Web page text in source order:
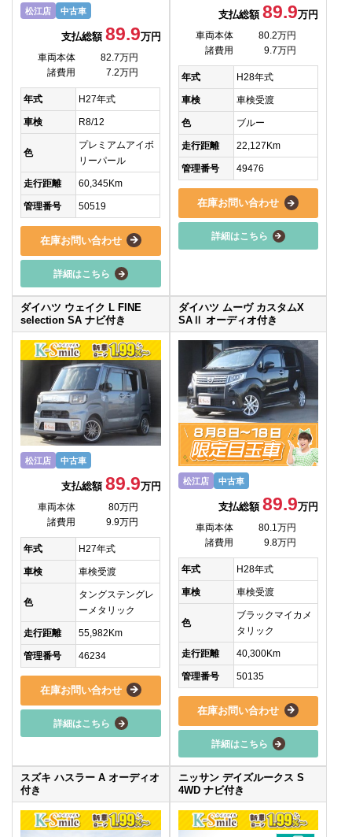
松江店 中古車
支払総額 89.9万円
車両本体
82.7万円
諸費用
7.2万円
年式 H27年式
車検 R8/12
色
プレミアムアイボ
リーパール
走行距離 60,345Km
管理番号 50519
在庫お問い合わせ
詳細はこちら
支払総額89.9万円
車両本体
80.2万円
諸費用
9.7万円
年式 H28年式
車検 車検受渡
色 ブルー
走行距離 22,127Km
管理番号 49476
在庫お問い合わせ
詳細はこちら
ダイハツ ウェイク L FINE
selection SA ナビ付き
松江店 中古車
支払総額 89.9万円
車両本体
80万円
諸費用
9.9万円
年式 H27年式
車検 車検受渡
色
タングステングレ
ーメタリック
走行距離 55,982Km
管理番号 46234
在庫お問い合わせ
詳細はこちら
ダイハツ ムーヴ カスタムX
SAⅡ オーディオ付き
松江店 中古車
支払総額89.9万円
車両本体
80.1万円
諸費用
9.8万円
年式 H28年式
車検 車検受渡
色
ブラックマイカメ
タリック
走行距離 40,300Km
管理番号 50135
在庫お問い合わせ
詳細はこちら
スズキ ハスラー A オーディオ
付き
ニッサン デイズルークス S
4WD ナビ付き